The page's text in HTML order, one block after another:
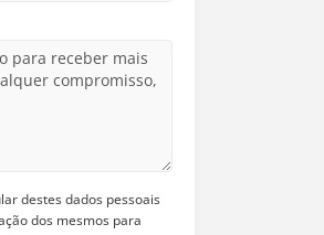
destes dados pessoais
dos mesmos para